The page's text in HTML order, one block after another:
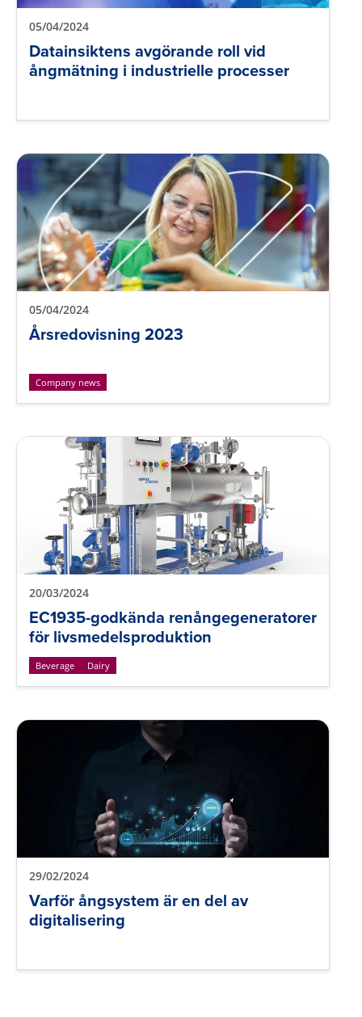
05/04/2024
Datainsiktens avgörande roll vid
ångmätning i industrielle processer
05/04/2024
Årsredovisning 2023
Company news
20/03/2024
EC1935-godkända renångegeneratorer
för livsmedelsproduktion
Beverage Dairy
29/02/2024
Varför ångsystem är en del av
digitalisering